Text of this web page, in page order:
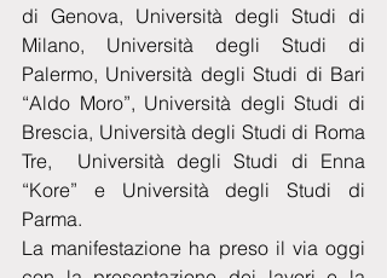
di Genova, Università degli Studi di
Milano, Università degli Studi di
Palermo, Università degli Studi di Bari
“Aldo Moro”, Università degli Studi di
Brescia, Università degli Studi di Roma
Tre,  Università degli Studi di Enna
“Kore” e Università degli Studi di
Parma.
La manifestazione ha preso il via oggi